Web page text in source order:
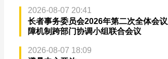
2026-08-07 20:41
长者事务委员会2026年第二次全体会
障机制跨部门协调小组联合会议
2026-08-07 18:09